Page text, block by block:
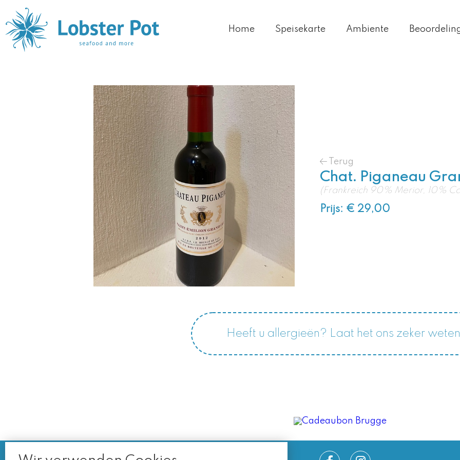
Home Speisekarte Ambiente
Terug
Chat. Piganeau
(Frankreich 90% Merior, 10%
Prijs: € 29,00
Heeft u allergieën? Laat het ons zeker